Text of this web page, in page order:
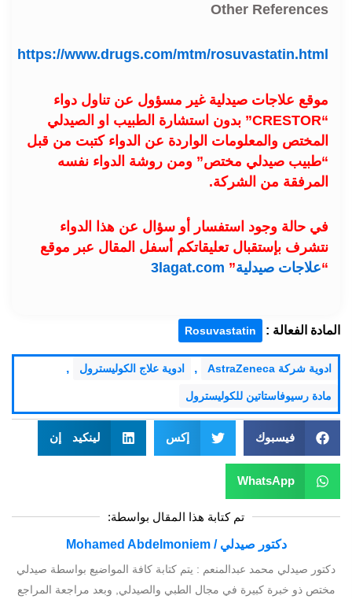
Other References
https://www.drugs.com/mtm/rosuvastatin.html
موقع علاجات صيدلية غير مسؤول عن تناول دواء
“CRESTOR” بدون استشارة الطبيب او الصيدلي
المختص والمعلومات الواردة عن الدواء كتبت من قبل
“طبيب صيدلي مختص” ومن روشة الدواء نفسه
المرفقة من الشركة.
في حالة وجود استفسار أو سؤال عن هذا الدواء
نتشرف بإستقبال تعليقاتكم أسفل المقال عبر موقع
“علاجات صيدلية”
3lagat.com
المادة الفعالة : Rosuvastatin
ادوية شركة AstraZeneca , ادوية علاج الكوليسترول ,
مادة رسيوفاستاتين للكوليسترول
فيسبوك إكس لينكيد إن
WhatsApp
تم كتابة هذا المقال بواسطة:
دكتور صيدلي / Mohamed Abdelmoniem
دكتور صيدلي محمد عبدالمنعم : يتم كتابة كافة المواضيع بواسطة صيدلي
مختص ذو خبرة كبيرة في مجال الطبي والصيدلي, وبعد مراجعة المراجع